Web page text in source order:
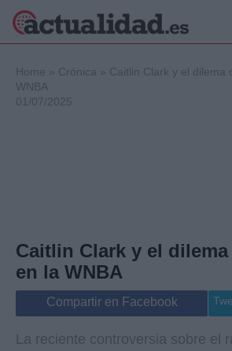
Internacional
Viajes
Home » Crónica » Caitlin Clark y el dilema
WNBA
01/07/2025
Caitlin Clark y el
en la WNBA
Compartir en Facebook
La reciente controversia sobre el